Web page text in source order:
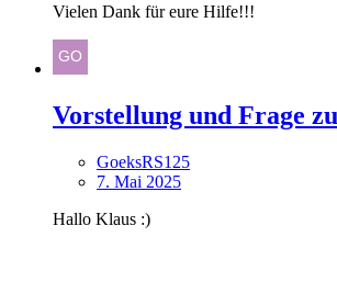
Vielen Dank für eure Hilfe!!!
Vorstellung und Frage
GoeksRS125
7. Mai 2025
Hallo Klaus :)